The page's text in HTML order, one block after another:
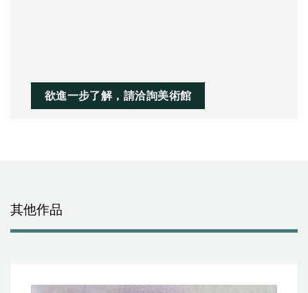
欲進一步了解，請洽詢美術館
其他作品